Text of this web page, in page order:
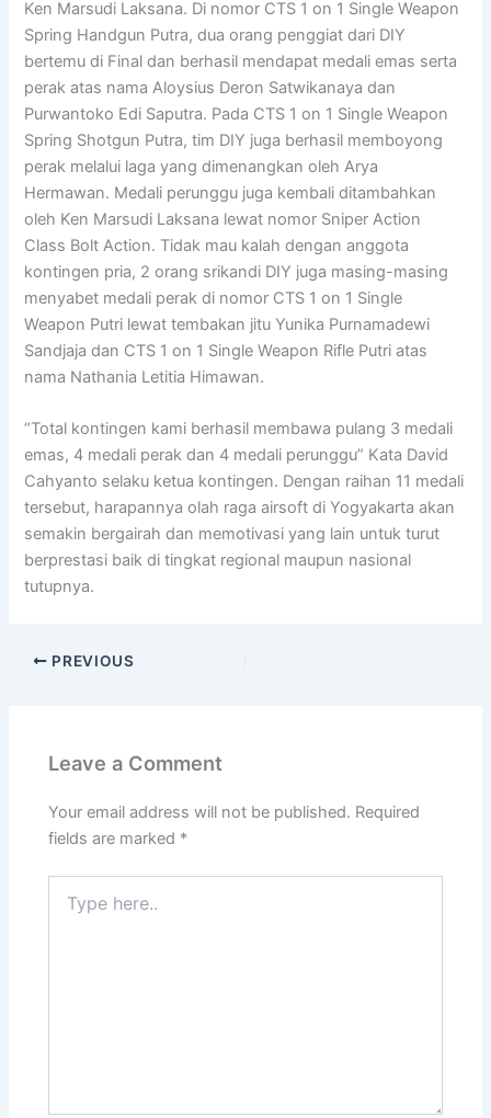
Ken Marsudi Laksana. Di nomor CTS 1 on 1 Single Weapon
Spring Handgun Putra, dua orang penggiat dari DIY
bertemu di Final dan berhasil mendapat medali emas serta
perak atas nama Aloysius Deron Satwikanaya dan
Purwantoko Edi Saputra. Pada CTS 1 on 1 Single Weapon
Spring Shotgun Putra, tim DIY juga berhasil memboyong
perak melalui laga yang dimenangkan oleh Arya
Hermawan. Medali perunggu juga kembali ditambahkan
oleh Ken Marsudi Laksana lewat nomor Sniper Action
Class Bolt Action. Tidak mau kalah dengan anggota
kontingen pria, 2 orang srikandi DIY juga masing-masing
menyabet medali perak di nomor CTS 1 on 1 Single
Weapon Putri lewat tembakan jitu Yunika Purnamadewi
Sandjaja dan CTS 1 on 1 Single Weapon Rifle Putri atas
nama Nathania Letitia Himawan.
“Total kontingen kami berhasil membawa pulang 3 medali
emas, 4 medali perak dan 4 medali perunggu” Kata David
Cahyanto selaku ketua kontingen. Dengan raihan 11 medali
tersebut, harapannya olah raga airsoft di Yogyakarta akan
semakin bergairah dan memotivasi yang lain untuk turut
berprestasi baik di tingkat regional maupun nasional
tutupnya.
PREVIOUS
Leave a Comment
Your email address will not be published. Required
fields are marked *
here..